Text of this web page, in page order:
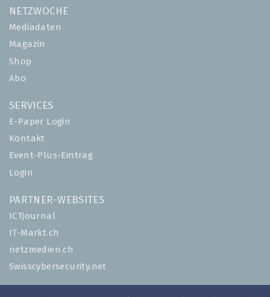
NETZWOCHE
Mediadaten
Magazin
Shop
Abo
SERVICES
E-Paper Login
Kontakt
Event-Plus-Eintrag
Login
PARTNER-WEBSITES
ICTjournal
IT-Markt.ch
netzmedien.ch
Swisscybersecurity.net